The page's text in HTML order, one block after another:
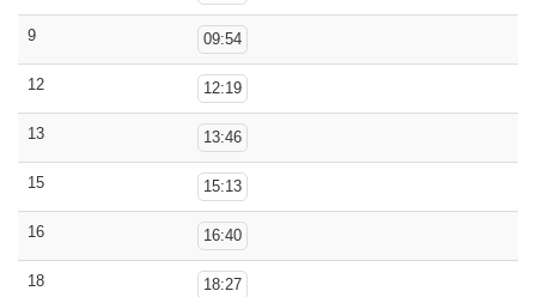
9 09:54
12 12:19
13 13:46
15 15:13
16 16:40
18 18:27